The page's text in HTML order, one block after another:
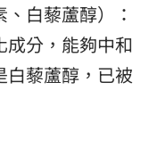
白藜蘆醇）：
分，能夠中和
白藜蘆醇，已被